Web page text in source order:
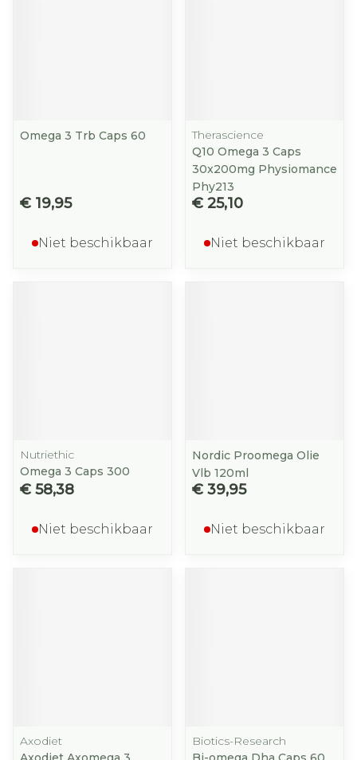
Omega 3 Trb Caps 60
€ 19,95
Niet beschikbaar
Therascience
Q10 Omega 3 Caps
30x200mg Physiomance
Phy213
€ 25,10
Niet beschikbaar
Nutriethic
Omega 3 Caps 300
€ 58,38
Niet beschikbaar
Nordic Proomega Olie
Vlb 120ml
€ 39,95
Niet beschikbaar
Axodiet
Biotics-Research